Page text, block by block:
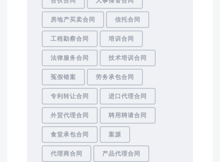
房地产买卖合同 信托合同
工程勘察合同 培训合同
法律服务合同 技术培训合同
冤假错案 劳务承包合同
专利转让合同 进口代理合同
外贸代理合同 聘用聘请合同
食堂承包合同 案源
代理商合同 产品代理合同